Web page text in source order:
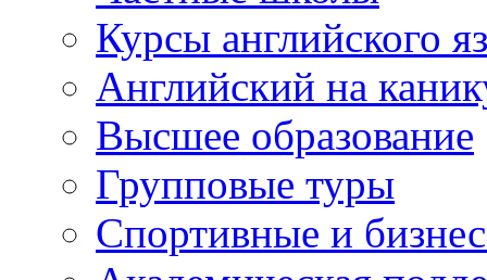
Курсы английского
Английский на
Высшее образование
Групповые туры
Спортивные и